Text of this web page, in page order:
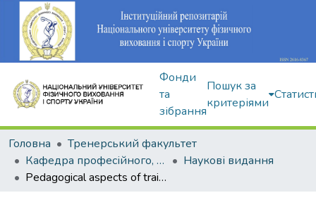
Фонди
та
зібрання
Пошук за
критеріями
Головна
Тренерський факультет
Кафедра професійного, неолімпійського та адаптивного спорту
Наукові видання
Pedagogical aspects of training persons with mental disabilities